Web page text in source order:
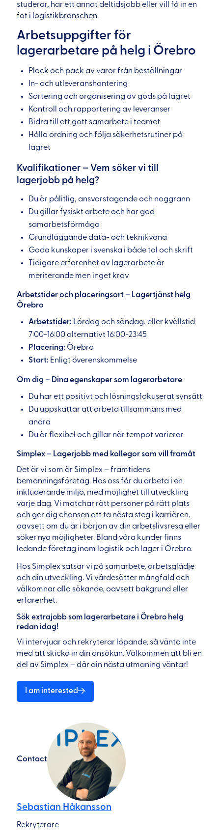
studerar, har ett annat deltidsjobb eller vill få in en
fot i logistikbranschen.
Arbetsuppgifter för
lagerarbetare på helg i Örebro
Plock och pack av varor från beställningar
In- och utleveranshantering
Sortering och organisering av gods på lagret
Kontroll och rapportering av leveranser
Bidra till ett gott samarbete i teamet
Hålla ordning och följa säkerhetsrutiner på
lagret
Kvalifikationer – Vem söker vi till
lagerjobb på helg?
Du är pålitlig, ansvarstagande och noggrann
Du gillar fysiskt arbete och har god
samarbetsförmåga
Grundläggande data- och teknikvana
Goda kunskaper i svenska i både tal och skrift
Tidigare erfarenhet av lagerarbete är
meriterande men inget krav
Arbetstider och placeringsort – Lagertjänst helg
Örebro
Arbetstider: Lördag och söndag, eller kvällstid
7:00-16:00 alternativt 16:00-23:45
Placering: Örebro
Start: Enligt överenskommelse
Om dig – Dina egenskaper som lagerarbetare
Du har ett positivt och lösningsfokuserat synsätt
Du uppskattar att arbeta tillsammans med
andra
Du är flexibel och gillar när tempot varierar
Simplex – Lagerjobb med kollegor som vill framåt
Det är vi som är Simplex – framtidens
bemanningsföretag. Hos oss får du arbeta i en
inkluderande miljö, med möjlighet till utveckling
varje dag. Vi matchar rätt personer på rätt plats
och ger dig chansen att ta nästa steg i karriären,
oavsett om du är i början av din arbetslivsresa eller
söker nya möjligheter. Bland våra kunder finns
ledande företag inom logistik och lager i Örebro.
Hos Simplex satsar vi på samarbete, arbetsglädje
och din utveckling. Vi värdesätter mångfald och
välkomnar alla sökande, oavsett bakgrund eller
erfarenhet.
Sök extrajobb som lagerarbetare i Örebro helg
redan idag!
Vi intervjuar och rekryterar löpande, så vänta inte
med att skicka in din ansökan. Välkommen att bli en
del av Simplex – där din nästa utmaning väntar!
I am interested
Contact
Sebastian Håkansson
Rekryterare